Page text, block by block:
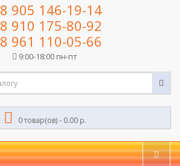
8 905 146-19-14
8 910 175-80-92
8 961 110-05-66
9:00-18:00 пн-пт
0 товар(ов) - 0.00 р.